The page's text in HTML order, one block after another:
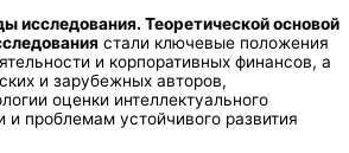
исследования. Теоретической основой
стали ключевые положения
и корпоративных финансов, а
и зарубежных авторов,
оценки интеллектуального
и проблемам устойчивого развития